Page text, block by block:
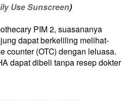
Use Sunscreen)
PIM 2, suasananya
dapat berkeliling melihat-
counter (OTC) dengan leluasa.
dapat dibeli tanpa resep dokter